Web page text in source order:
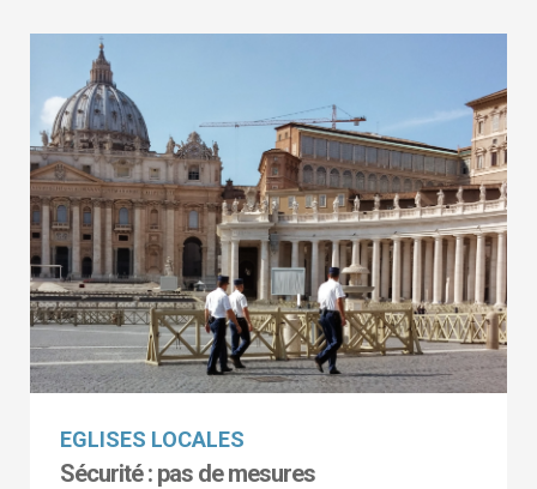
EGLISES LOCALES
Sécurité : pas de mesures